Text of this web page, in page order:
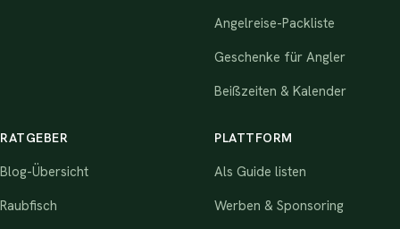
Angelreise-Packliste
Geschenke für Angler
Beißzeiten & Kalender
RATGEBER
Blog-Übersicht
Raubfisch
PLATTFORM
Als Guide listen
Werben & Sponsoring